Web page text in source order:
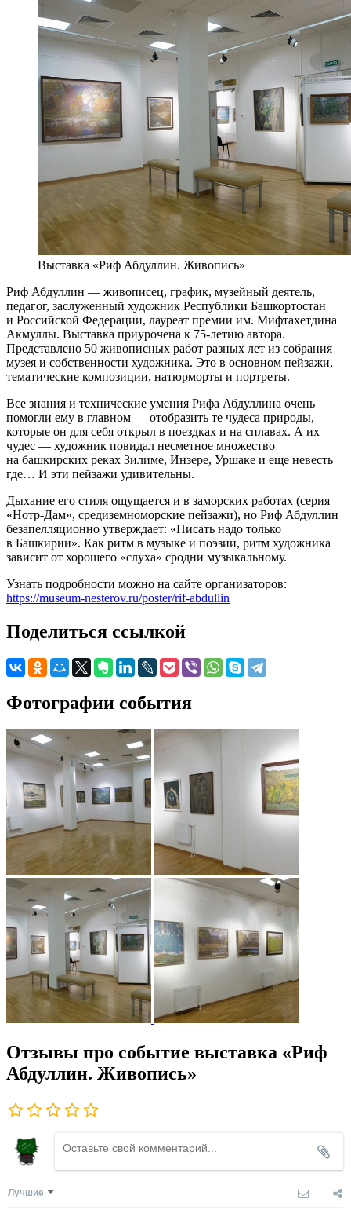
Выставка «Риф Абдуллин. Живопись»
Риф Абдуллин — живописец, график, музейный деятель,
педагог, заслуженный художник Республики Башкортостан
и Российской Федерации, лауреат премии им. Мифтахетдина
Акмуллы. Выставка приурочена к 75-летию автора.
Представлено 50 живописных работ разных лет из собрания
музея и собственности художника. Это в основном пейзажи,
тематические композиции, натюрморты и портреты.
Все знания и технические умения Рифа Абдуллина очень
помогли ему в главном — отобразить те чудеса природы,
которые он для себя открыл в поездках и на сплавах. А их —
чудес — художник повидал несметное множество
на башкирских реках Зилиме, Инзере, Уршаке и еще невесть
где… И эти пейзажи удивительны.
Дыхание его стиля ощущается и в заморских работах (серия
«Нотр-Дам», средиземноморские пейзажи), но Риф Абдуллин
безапелляционно утверждает: «Писать надо только
в Башкирии». Как ритм в музыке и поэзии, ритм художника
зависит от хорошего «слуха» сродни музыкальному.
Узнать подробности можно на сайте организаторов:
https://museum-nesterov.ru/poster/rif-abdullin
Поделиться ссылкой
Фотографии события
Отзывы про событие выставка «Риф
Абдуллин. Живопись»
Лучшие